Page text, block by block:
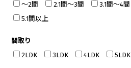
～2間
2.1間～3間 3.1間～4間
5.1間以上
間取り
2LDK
3LDK 4LDK 5LDK